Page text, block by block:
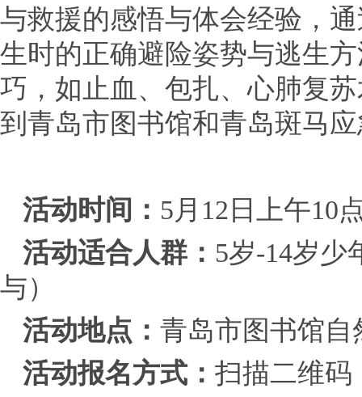
与救援的感悟与体会经验，
生时的正确避险姿势与逃生
巧，如止血、包扎、心肺复
到青岛市图书馆和青岛斑马
活动时间： 5月12日上午10
活动适合人群： 5岁-14岁少
与）
活动地点： 青岛市图书馆
活动报名方式： 扫描二维码